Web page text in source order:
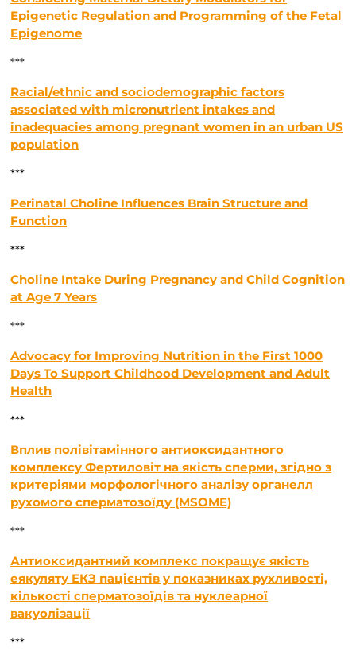
Epigenetic Regulation and Programming of the Fetal
Epigenome
***
Racial/ethnic and sociodemographic factors
associated with micronutrient intakes and
inadequacies among pregnant women in an urban US
population
***
Perinatal Choline Influences Brain Structure and
Function
***
Choline Intake During Pregnancy and Child Cognition
at Age 7 Years
***
Advocacy for Improving Nutrition in the First 1000
Days To Support Childhood Development and Adult
Health
***
Вплив полівітамінного антиоксидантного
комплексу Фертиловіт на якість сперми, згідно з
критеріями морфологічного аналізу органелл
рухомого сперматозоїду (MSOME)
***
Антиоксидантний комплекс покращує якість
еякуляту ЕКЗ пацієнтів у показниках рухливості,
кількості сперматозоїдів та нуклеарної
вакуолізації
***